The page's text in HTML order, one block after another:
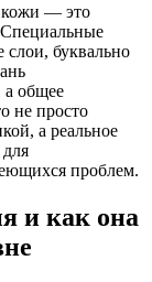
кожи — это
буквально
а общее
не просто
а реальное
проблем.
и как она